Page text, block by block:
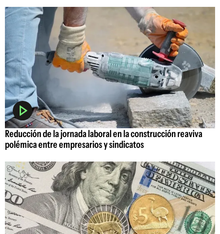
Reducción de la jornada laboral en la construcción reaviva
polémica entre empresarios y sindicatos